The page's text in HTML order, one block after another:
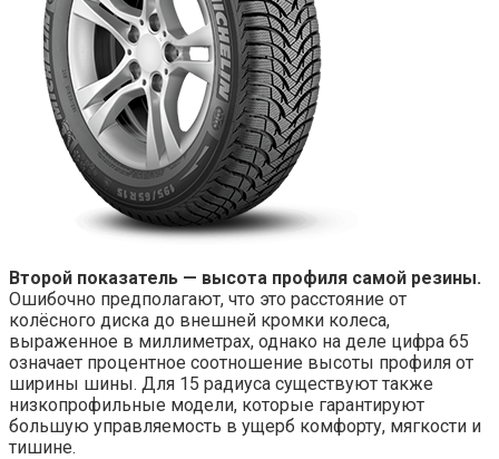
Второй показатель — высота профиля самой резины.
Ошибочно предполагают, что это расстояние от
колёсного диска до внешней кромки колеса,
выраженное в миллиметрах, однако на деле цифра 65
означает процентное соотношение высоты профиля от
ширины шины. Для 15 радиуса существуют также
низкопрофильные модели, которые гарантируют
большую управляемость в ущерб комфорту, мягкости и
тишине.